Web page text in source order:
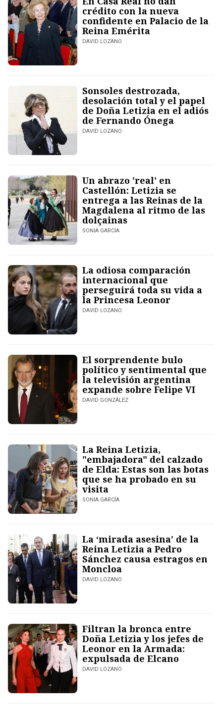
crédito con la nueva
confidente en Palacio de la
Reina Emérita
DAVID LOZANO
Sonsoles destrozada,
desolación total y el papel
de Doña Letizia en el adiós
de Fernando Ónega
DAVID LOZANO
Un abrazo 'real' en
Castellón: Letizia se
entrega a las Reinas de la
Magdalena al ritmo de las
dolçainas
SONIA GARCÍA
La odiosa comparación
internacional que
perseguirá toda su vida a
la Princesa Leonor
DAVID LOZANO
El sorprendente bulo
político y sentimental que
la televisión argentina
expande sobre Felipe VI
DAVID GONZÁLEZ
La Reina Letizia,
"embajadora" del calzado
de Elda: Estas son las botas
que se ha probado en su
visita
SONIA GARCÍA
La ‘mirada asesina’ de la
Reina Letizia a Pedro
Sánchez causa estragos en
Moncloa
DAVID LOZANO
Filtran la bronca entre
Doña Letizia y los jefes de
Leonor en la Armada:
expulsada de Elcano
DAVID LOZANO